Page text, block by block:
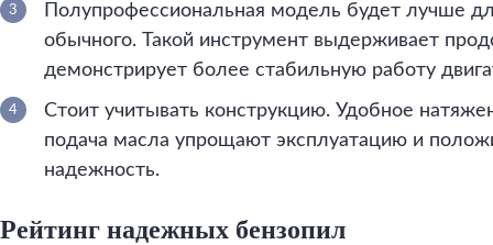
Полупрофессиональная модель будет лучше
обычного. Такой инструмент выдерживает
демонстрирует более стабильную работу
Стоит учитывать конструкцию. Удобное
подача масла упрощают эксплуатацию и
надежность.
Рейтинг надежных бензопил